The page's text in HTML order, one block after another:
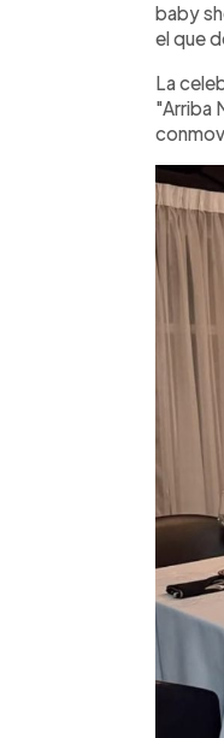
baby
el que
La
"Arriba